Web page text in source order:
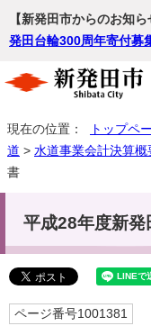
【新発田市からのお知ら
発田台輪300周年寄付募
現在の位置： トップペ
道 > 水道事業会計決算概
書
平成28年度新
ページ番号1001381